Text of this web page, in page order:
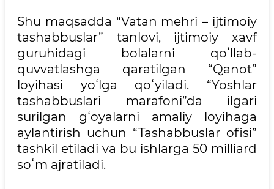
Shu maqsadda “Vatan mehri – ijtimoiy
tashabbuslar” tanlovi, ijtimoiy xavf
guruhidagi bolalarni qoʻllab-
quvvatlashga qaratilgan “Qanot”
loyihasi yoʻlga qoʻyiladi. “Yoshlar
tashabbuslari marafoni”da ilgari
surilgan gʻoyalarni amaliy loyihaga
aylantirish uchun “Tashabbuslar ofisi”
tashkil etiladi va bu ishlarga 50 milliard
soʻm ajratiladi.